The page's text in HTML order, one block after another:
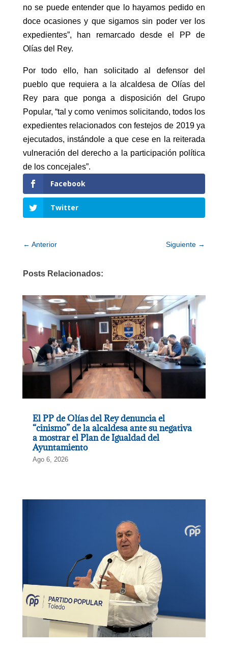
no se puede entender que lo hayamos pedido en
doce ocasiones y que sigamos sin poder ver los
expedientes”, han remarcado desde el PP de
Olías del Rey.
Por todo ello, han solicitado al defensor del
pueblo que requiera a la alcaldesa de Olías del
Rey para que ponga a disposición del Grupo
Popular, “tal y como venimos solicitando, todos los
expedientes relacionados con festejos de 2019 ya
ejecutados, instándole a que cese en la reiterada
vulneración del derecho a la participación política
de los concejales”.
Facebook
Twitter
← Anterior Siguiente →
Posts Relacionados:
El PP de Olías del Rey denuncia el
“cinismo” de la alcaldesa ante su negativa
a mostrar el Plan de Igualdad del
Ayuntamiento
Ago 6, 2026